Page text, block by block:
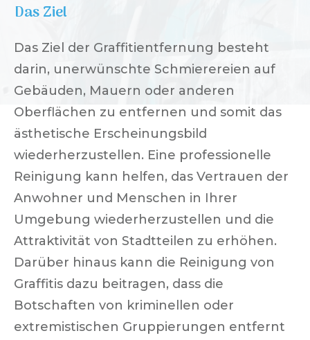
Das Ziel
Das Ziel der Graffitientfernung besteht
darin, unerwünschte Schmierereien auf
Gebäuden, Mauern oder anderen
Oberflächen zu entfernen und somit das
ästhetische Erscheinungsbild
wiederherzustellen. Eine professionelle
Reinigung kann helfen, das Vertrauen der
Anwohner und Menschen in Ihrer
Umgebung wiederherzustellen und die
Attraktivität von Stadtteilen zu erhöhen.
Darüber hinaus kann die Reinigung von
Graffitis dazu beitragen, dass die
Botschaften von kriminellen oder
extremistischen Gruppierungen entfernt